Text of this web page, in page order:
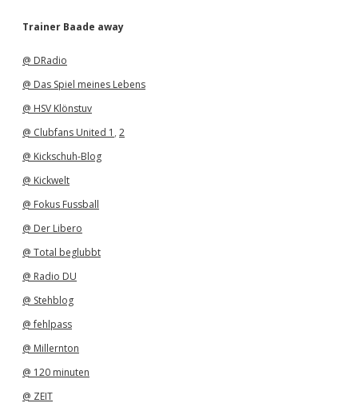
h
Trainer Baade away
@ DRadio
@ Das Spiel meines Lebens
@ HSV Klönstuv
@ Clubfans United 1 , 2
@ Kickschuh-Blog
@ Kickwelt
@ Fokus Fussball
@ Der Libero
@ Total beglubbt
@ Radio DU
@ Stehblog
@ fehlpass
@ Millernton
@ 120 minuten
@ ZEIT